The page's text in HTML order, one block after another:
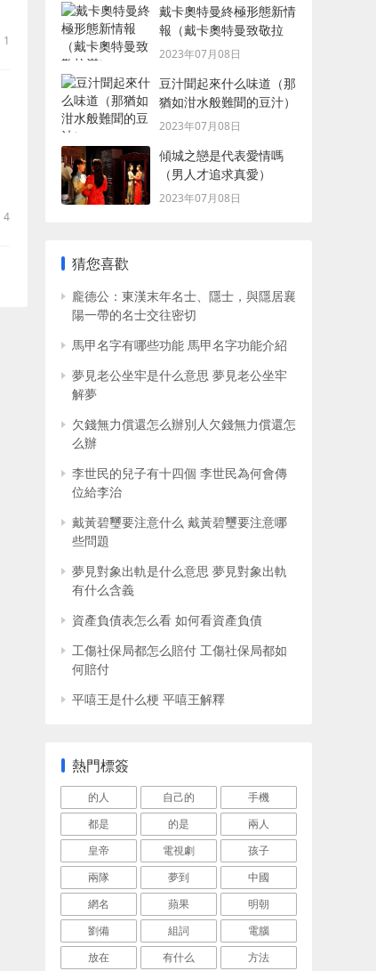
1
4
戴卡奧特曼終極形態新情
報（戴卡奧特曼致敬拉
滿）
2023年07月08日
豆汁聞起來什么味道（那
猶如泔水般難聞的豆汁）
2023年07月08日
傾城之戀是代表愛情嗎
（男人才追求真愛）
2023年07月08日
猜您喜歡
龐德公：東漢末年名士、隱士，與隱居襄
陽一帶的名士交往密切
馬甲名字有哪些功能 馬甲名字功能介紹
夢見老公坐牢是什么意思 夢見老公坐牢
解夢
欠錢無力償還怎么辦別人欠錢無力償還怎
么辦
李世民的兒子有十四個 李世民為何會傳
位給李治
戴黃碧璽要注意什么 戴黃碧璽要注意哪
些問題
夢見對象出軌是什么意思 夢見對象出軌
有什么含義
資產負債表怎么看 如何看資產負債
工傷社保局都怎么賠付 工傷社保局都如
何賠付
平嘻王是什么梗 平嘻王解釋
熱門標簽
的人 自己的
手機
都是
的是
兩人
皇帝
電視劇
孩子
兩隊
夢到
中國
網名
蘋果
明朝
劉備
組詞
電腦
放在
有什么 方法